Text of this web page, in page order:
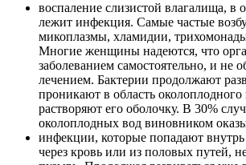
воспаление слизистой влагалища, в
лежит инфекция. Самые частые
микоплазмы, хламидии,
Многие женщины надеются, что
заболеванием самостоятельно, и не
лечением. Бактерии продолжают
проникают в область околоплодного
растворяют его оболочку. В 30%
околоплодных вод виновником
инфекции, которые попадают
через кровь или из половых путей,